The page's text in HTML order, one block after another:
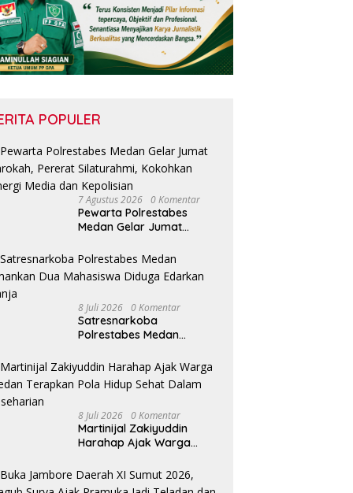
Sumatera Utara Terima
Badan Pembentukan
Daerah DPRD Sumut
Tegakkan Putusan Inkracht,
Kejari Asahan Musnahkan
Barang Bukti dari 120 Perkara
POPULER
7 Agustus 2026 0 Komentar
Pewarta Polrestabes
Medan Gelar Jumat
Silaturahmi, Kokohkan
Sinergi Media dan
Kepolisian
8 Juli 2026 0 Komentar
Satresnarkoba
Polrestabes Medan
Diduga Edarkan Ganja
8 Juli 2026 0 Komentar
Martinijal Zakiyuddin
Harahap Ajak Warga
Hidup Sehat Dalam
Keseharian